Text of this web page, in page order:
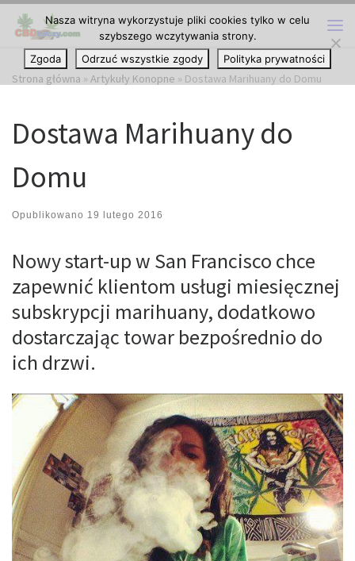
Przejdź do treści
Strona główna » Artykuły Konopne » Dostawa Marihuany do Domu
Dostawa Marihuany do
Domu
Opublikowano 19 lutego 2016
Nowy start-up w San Francisco chce
zapewnić klientom usługi miesięcznej
subskrypcji marihuany, dodatkowo
dostarczając towar bezpośrednio do
ich drzwi.
Nasza witryna wykorzystuje pliki cookies tylko w celu
szybszego wczytywania strony.
Zgoda
Odrzuć wszystkie zgody Polityka prywatności